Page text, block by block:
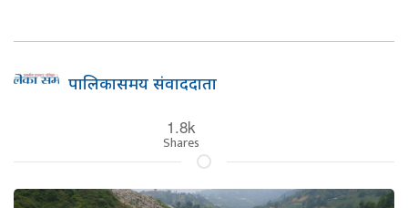
पालिकासमय संवाददाता
1.8k
Shares